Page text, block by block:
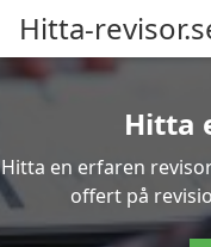
Hitta-
Hitta
Hitta en erfaren
offert på